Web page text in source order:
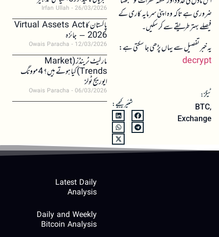
ضروری ہے تاکہ وہ اپنی سرمایہ کاری کے
فیصلے بہتر طریقے سے کر سکیں۔
یہ خبر تفصیل سے یہاں پڑھی جا سکتی ہے:
decrypt
ٹیگز:
BTC,
Exchange
شئیر کیجیے:
Irfan Ullah 26/03/2026
پاکستان کا Virtual Assets Act
2026 – جائزہ
Owais Paracha 12/03/2026
مارکیٹ ٹرینڈز (Market
Trends) کیا ہوتے ہیں؟ 4 موونگ
ایوریج ٹولز
Owais Paracha 06/03/2026
Latest Daily
Analysis
Daily and Weekly
Bitcoin Analysis